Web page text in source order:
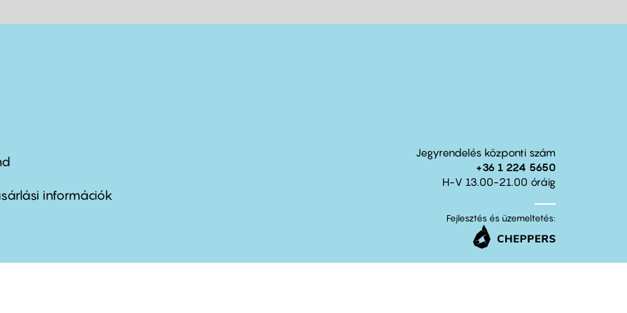
információk
Jegyrendelés központi szám
+36 1 224 5650
H-V 13.00-21.00 óráig
Fejlesztés és üzemeltetés: